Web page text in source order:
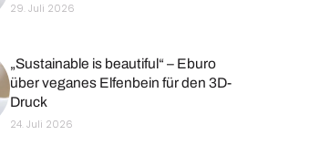
29. Juli 2026
„Sustainable is beautiful“ – Eburo
über veganes Elfenbein für den 3D-
Druck
24. Juli 2026